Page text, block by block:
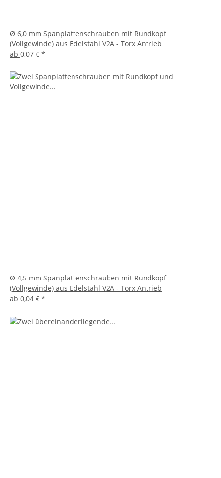
Ø 6,0 mm Spanplattenschrauben mit Rundkopf
(Vollgewinde) aus Edelstahl V2A - Torx Antrieb
ab 0,07 € *
Ø 4,5 mm Spanplattenschrauben mit Rundkopf
(Vollgewinde) aus Edelstahl V2A - Torx Antrieb
ab 0,04 € *